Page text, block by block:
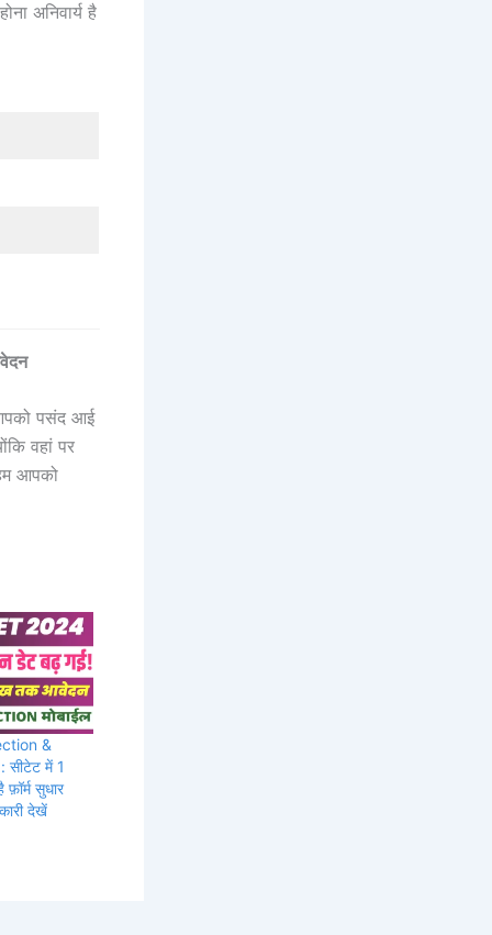
अनिवार्य है
पसंद आई
वहां पर
आपको
&
सीटेट में 1
सुधार
देखें